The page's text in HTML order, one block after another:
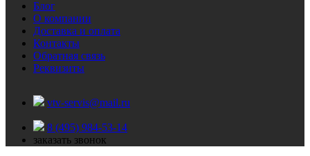
Блог
О компании
Доставка и оплата
Контакты
Обратная связь
Реквизиты
vtv-servis@mail.ru
8 (495) 984-53-14
заказать звонок